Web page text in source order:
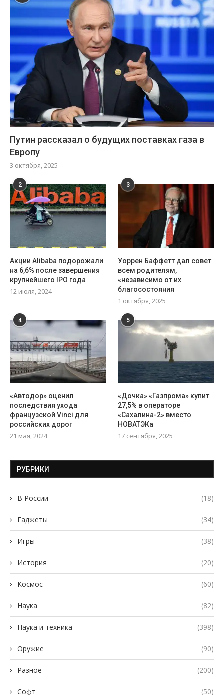
Путин рассказал о будущих поставках газа в
Европу
3 октября, 2025
2
Акции Alibaba подорожали
на 6,6% после завершения
крупнейшего IPO года
12 июля, 2024
3
Уоррен Баффетт дал совет
всем родителям,
«независимо от их
благосостояния
1 октября, 2025
4
«Автодор» оценил
последствия ухода
французской Vinci для
российских дорог
21 мая, 2024
5
«Дочка» «Газпрома» купит
27,5% в операторе
«Сахалина-2» вместо
НОВАТЭКа
17 сентября, 2025
РУБРИКИ
В России (18)
Гаджеты (34)
Игры (38)
История (20)
Космос (60)
Наука (82)
Наука и техника (398)
Оружие (90)
Разное (200)
Софт (50)